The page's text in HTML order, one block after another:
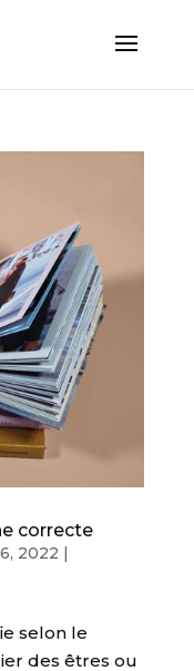
correcte
2022
selon le
des êtres ou